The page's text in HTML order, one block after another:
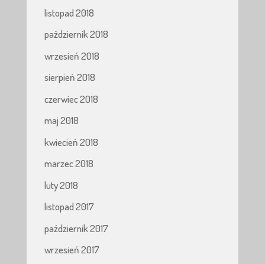
listopad 2018
październik 2018
wrzesień 2018
sierpień 2018
czerwiec 2018
maj 2018
kwiecień 2018
marzec 2018
luty 2018
listopad 2017
październik 2017
wrzesień 2017